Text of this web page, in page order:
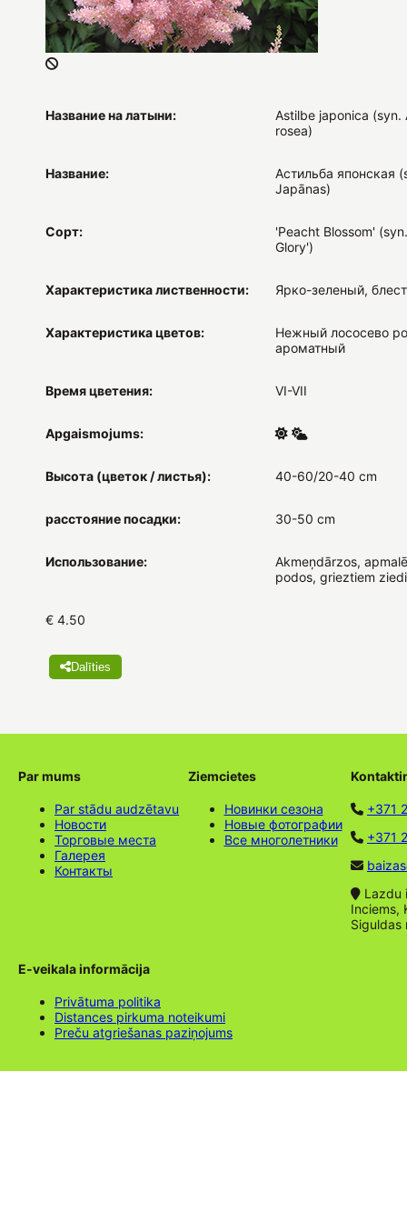
Название на латыни:
Astilbe japonica (syn.
rosea)
Название:
Астильба японская
Japānas)
Сорт:
'Peacht Blossom'
Glory')
Характеристика лиственности: Ярко-зеленый,
Характеристика цветов:
Нежный лососевo
ароматный
Время цветения: VI-VII
Apgaismojums:
Высота (цветок / листья): 40-60/20-40 cm
расстояние посадки: 30-50 cm
Использование:
Akmeņdārzos,
podos, grieztiem
€ 4.50
Dalīties
Par mums
Par stādu audzētavu
Новости
Торговые места
Галерея
Контакты
Ziemcietes
Новинки сезона
Новые фотографии
Все многолетники
+371
+371
Lazdu
Inciems,
Siguldas
E-veikala informācija
Privātuma politika
Distances pirkuma noteikumi
Preču atgriešanas paziņojums